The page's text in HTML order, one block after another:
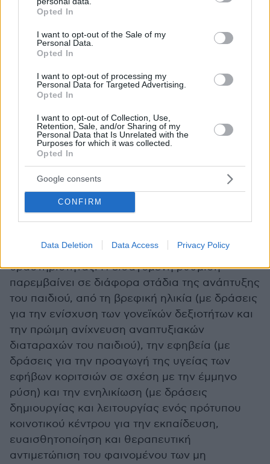
grant or deny consent to Google and its third-party tags to
use your data for below specified purposes in below Google
consent section.
Opted In
I want to opt-out of the Sale of my
Personal Data.
Opted In
I want to opt-out of processing my
Personal Data for Targeted Advertising.
Opted In
I want to opt-out of Collection, Use,
Retention, Sale, and/or Sharing of my
Personal Data that Is Unrelated with the
Purposes for which it was collected.
Opted In
Google consents
CONFIRM
Data Deletion Data Access Privacy Policy
2, ανεξαρτήτως τύπου εμβολίου, καθορίζεται
αποζημίωση του αδειούχου φαρμακοποιού
ποσού πέντε (5) ευρώ, πλέον του αναλογούντος
φυσικό πρόσωπο που εμβολιάζεται.
το, χρηματοδοτούμενο από πόρους του Εθνικού
Σχεδίου Ανάκαμψης και Ανθεκτικότητας, έργο
«Προαγωγή υγείας παιδιού - οικογένειας».
Σύμφωνα με τους ορισμούς του Παγκόσμιου
Οργανισμού Υγείας, η σωματική και ψυχική
υγεία είναι έννοιες αλληλένδετες, που
μπορούν να ενισχυθούν αποτελεσματικά με
επίπεδα και τομείς της ανθρώπινης
δραστηριότητας. Η εισαγόμενη ρύθμιση
παρεμβαίνει σε διάφορα στάδια της ανάπτυξης
του παιδιού, από τη βρεφική ηλικία (με δράσεις
για την ενίσχυση των γονεϊκών δεξιοτήτων και
την πρώιμη ανίχνευση αναπτυξιακών
διαταραχών του παιδιού), την εφηβεία (με
δράσεις για την προαγωγή της υγείας των
εφήβων κοριτσιών σε σχέση με την έμμηνο
ρύση) και την ενηλικίωση (με δράσεις
δημιουργίας και λειτουργίας ενός πρότυπου
κοινοτικού κέντρου για την εκπαίδευση,
ευαισθητοποίηση και θεραπευτική
αντιμετώπιση του φαινομένου των μη